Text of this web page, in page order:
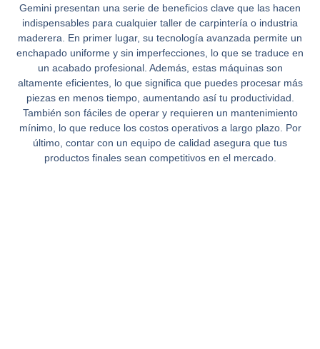
Gemini presentan una serie de beneficios clave que las hacen
indispensables para cualquier taller de carpintería o industria
maderera. En primer lugar, su tecnología avanzada permite un
enchapado uniforme y sin imperfecciones, lo que se traduce en
un acabado profesional. Además, estas máquinas son
altamente eficientes, lo que significa que puedes procesar más
piezas en menos tiempo, aumentando así tu productividad.
También son fáciles de operar y requieren un mantenimiento
mínimo, lo que reduce los costos operativos a largo plazo. Por
último, contar con un equipo de calidad asegura que tus
productos finales sean competitivos en el mercado.